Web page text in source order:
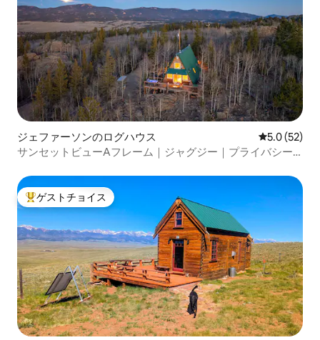
ジェファーソンのログハウス レビュー52
5.0 (52)
サンセットビューAフレーム｜ジャグジー｜プライバシー
大好評のゲストチョイスです。
ゲストチョイス